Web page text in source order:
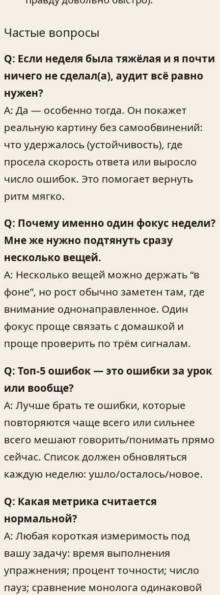
Частые вопросы
Q: Если неделя была тяжёлая и я почти
ничего не сделал(а), аудит всё равно
нужен?
A: Да — особенно тогда. Он покажет
реальную картину без самообвинений:
что удержалось (устойчивость), где
просела скорость ответа или выросло
число ошибок. Это помогает вернуть
ритм мягко.
Q: Почему именно один фокус недели?
Мне же нужно подтянуть сразу
несколько вещей.
A: Несколько вещей можно держать “в
фоне”, но рост обычно заметен там, где
внимание однонаправленное. Один
фокус проще связать с домашкой и
проще проверить по трём сигналам.
Q: Топ‑5 ошибок — это ошибки за урок
или вообще?
A: Лучше брать те ошибки, которые
повторяются чаще всего или сильнее
всего мешают говорить/понимать прямо
сейчас. Список должен обновляться
каждую неделю: ушло/осталось/новое.
Q: Какая метрика считается
нормальной?
A: Любая короткая измеримость под
вашу задачу: время выполнения
упражнения; процент точности; число
пауз; сравнение монолога одинаковой